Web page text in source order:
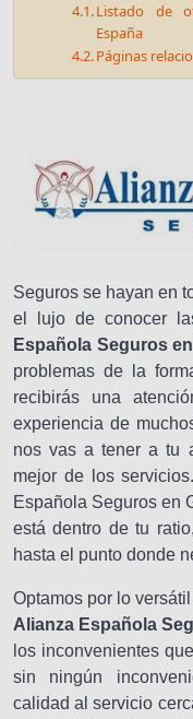
Listado de
España
Páginas
Seguros se hayan en
el lujo de conocer
Española Seguros
problemas de la
recibirás una
experiencia de
nos vas a tener a tu
mejor de los
Española Seguros en
está dentro de tu
hasta el punto donde
Optamos por lo
Alianza Española
los inconvenientes
sin ningún
calidad al servicio